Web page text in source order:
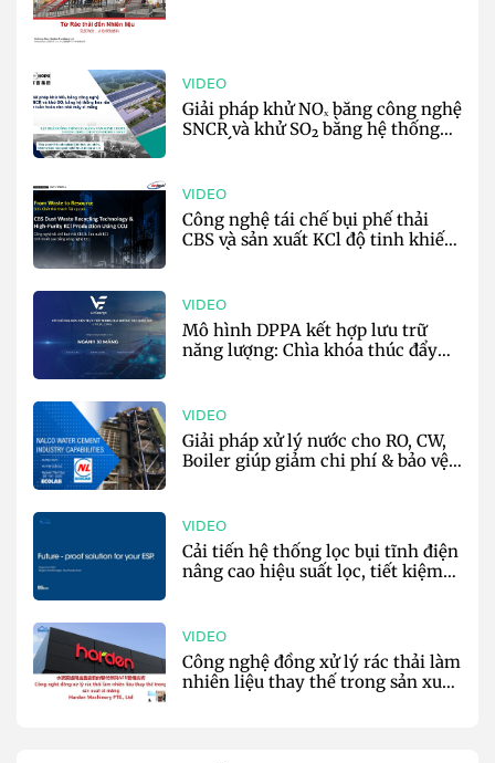
VIDEO
Giải pháp khử NOₓ bằng công nghệ
SNCR và khử SO₂ bằng hệ thống
VIDEO
Công nghệ tái chế bụi phế thải
CBS và sản xuất KCl độ tinh khiết
VIDEO
Mô hình DPPA kết hợp lưu trữ
năng lượng: Chìa khóa thúc đẩy
VIDEO
Giải pháp xử lý nước cho RO, CW,
Boiler giúp giảm chi phí & bảo vệ
VIDEO
Cải tiến hệ thống lọc bụi tĩnh điện
nâng cao hiệu suất lọc, tiết kiệm
VIDEO
Công nghệ đồng xử lý rác thải làm
nhiên liệu thay thế trong sản xuất